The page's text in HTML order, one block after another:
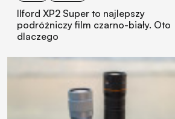
Ilford XP2 Super to najlepszy
podróżniczy film czarno-biały. Oto
dlaczego